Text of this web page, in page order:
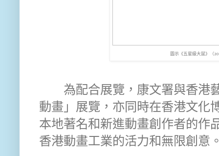
圖示《五星級大鼠》（
為配合展覽，康文署與香港
動畫」展覽，亦同時在香港文化
本地著名和新進動畫創作者的作
香港動畫工業的活力和無限創意